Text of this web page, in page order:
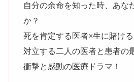
自分の余命を知った時、あな
か？
死を肯定する医者×生に賭け
対立する二人の医者と患者
衝撃と感動の医療ドラマ！